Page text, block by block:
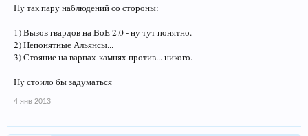
Ну так пару наблюдений со стороны:
1) Вызов гвардов на ВоЕ 2.0 - ну тут понятно.
2) Непонятные Альянсы...
3) Стояние на варпах-камнях против... никого.
Ну стоило бы задуматься
4 янв 2013